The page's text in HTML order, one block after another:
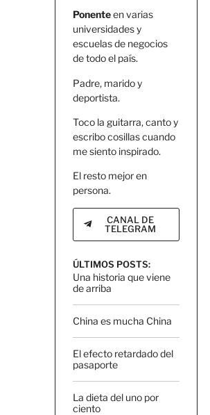
Ponenteen varias
universidades y
escuelas de negocios
de todo el país.
Padre, marido y
deportista.
Toco la guitarra, canto y
escribo cosillas cuando
me siento inspirado.
El resto mejor en
persona.
CANAL DE
TELEGRAM
ÚLTIMOS POSTS:
Una historia que viene
de arriba
China es mucha China
El efecto retardado del
pasaporte
La dieta del uno por
ciento